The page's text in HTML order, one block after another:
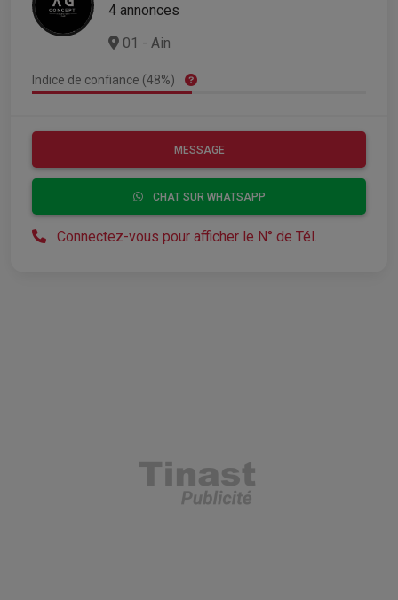
4 annonces
01 - Ain
Indice de confiance (48%)
MESSAGE
CHAT SUR WHATSAPP
Connectez-vous pour afficher le N° de Tél.